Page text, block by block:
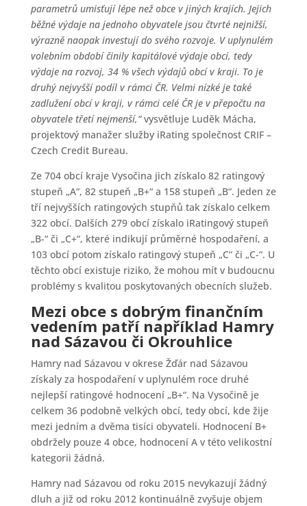
parametrů umisťují lépe než obce v jiných krajích. Jejich
běžné výdaje na jednoho obyvatele jsou čtvrté nejnižší,
výrazně naopak investují do svého rozvoje. V uplynulém
volebním období činily kapitálové výdaje obcí, tedy
výdaje na rozvoj, 34 % všech výdajů obcí v kraji. To je
druhý nejvyšší podíl v rámci ČR. Velmi nízké je také
zadlužení obcí v kraji, v rámci celé ČR je v přepočtu na
obyvatele třetí nejmenší,“vysvětluje Luděk Mácha,
projektový manažer služby iRating společnost CRIF –
Czech Credit Bureau.
Ze 704 obcí kraje Vysočina jich získalo 82 ratingový
stupeň „A“, 82 stupeň „B+“ a 158 stupeň „B“. Jeden ze
tří nejvyšších ratingových stupňů tak získalo celkem
322 obcí. Dalších 279 obcí získalo iRatingový stupeň
„B-“ či „C+“, které indikují průměrné hospodaření, a
103 obcí potom získalo ratingový stupeň „C“ či „C-“. U
těchto obcí existuje riziko, že mohou mít v budoucnu
problémy s kvalitou poskytovaných obecních služeb.
Mezi obce s dobrým finančním
vedením patří například Hamry
nad Sázavou či Okrouhlice
Hamry nad Sázavou v okrese Žďár nad Sázavou
získaly za hospodaření v uplynulém roce druhé
nejlepší ratingové hodnocení „B+“. Na Vysočině je
celkem 36 podobně velkých obcí, tedy obcí, kde žije
mezi jedním a dvěma tisíci obyvateli. Hodnocení B+
obdržely pouze 4 obce, hodnocení A v této velikostní
kategorii žádná.
Hamry nad Sázavou od roku 2015 nevykazují žádný
dluh a již od roku 2012 kontinuálně zvyšuje objem